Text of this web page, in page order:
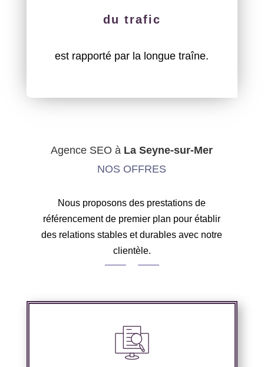
du trafic
est rapporté par la longue traîne.
Agence SEO à La Seyne-sur-Mer
NOS OFFRES
Nous proposons des prestations de
référencement de premier plan pour établir
des relations stables et durables avec notre
clientèle.
Audit complet de votre site web à travers les
mots clés pertinents, les principaux